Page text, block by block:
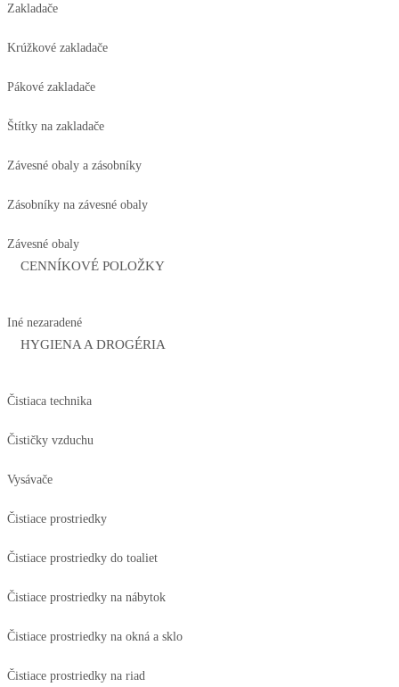
Zakladače
Krúžkové zakladače
Pákové zakladače
Štítky na zakladače
Závesné obaly a zásobníky
Zásobníky na závesné obaly
Závesné obaly
CENNÍKOVÉ POLOŽKY
Iné nezaradené
HYGIENA A DROGÉRIA
Čistiaca technika
Čističky vzduchu
Vysávače
Čistiace prostriedky
Čistiace prostriedky do toaliet
Čistiace prostriedky na nábytok
Čistiace prostriedky na okná a sklo
Čistiace prostriedky na riad